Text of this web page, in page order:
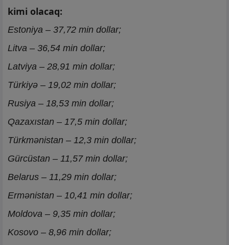
kimi olacaq:
Estoniya – 37,72 min dollar;
Litva – 36,54 min dollar;
Latviya – 28,91 min dollar;
Türkiyə – 19,02 min dollar;
Rusiya – 18,53 min dollar;
Qazaxıstan – 17,5 min dollar;
Türkmənistan – 12,3 min dollar;
Gürcüstan – 11,57 min dollar;
Belarus – 11,29 min dollar;
Ermənistan – 10,41 min dollar;
Moldova – 9,35 min dollar;
Kosovo – 8,96 min dollar;